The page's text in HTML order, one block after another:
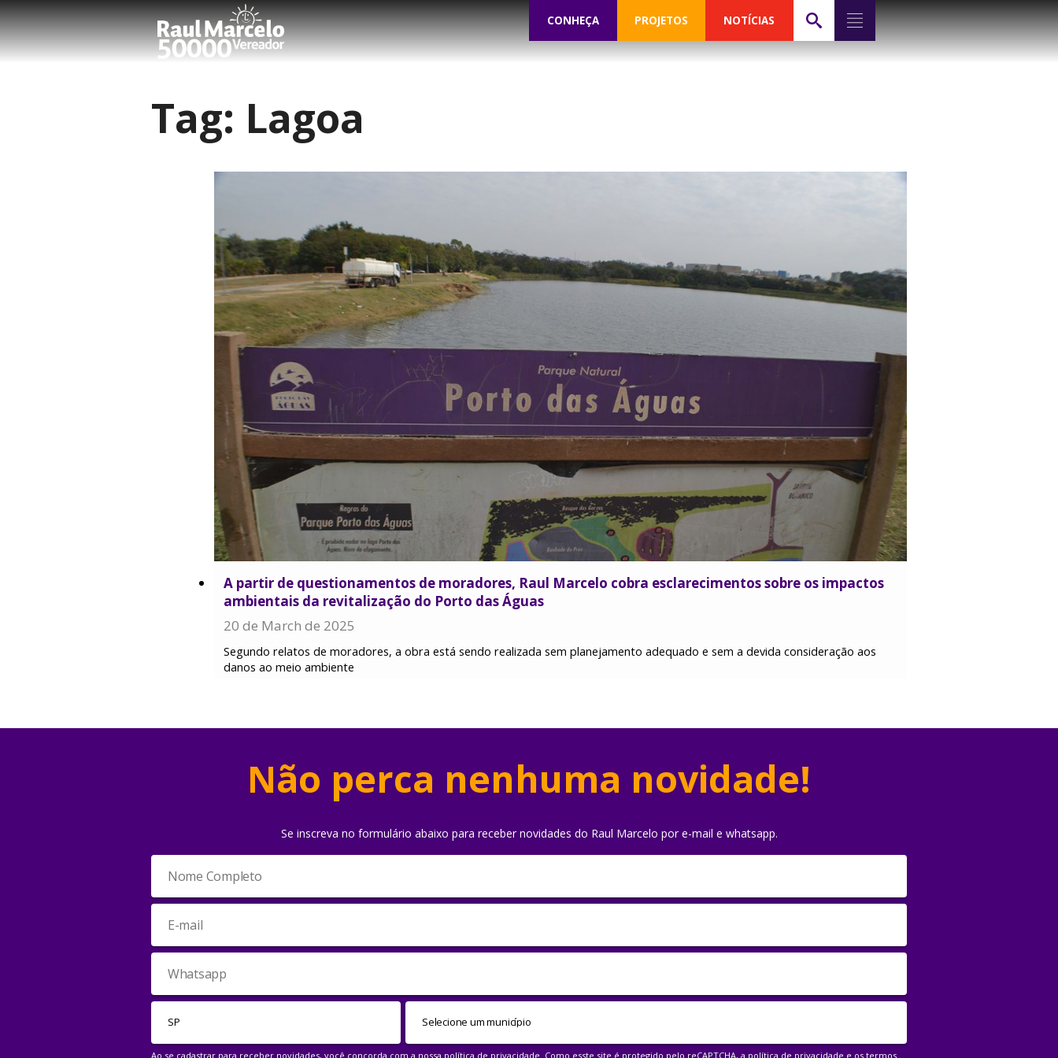
CONHEÇA PROJETOS NOTÍCIAS
Tag: Lagoa
A partir de questionamentos de moradores, Raul Marcelo cobra esclarecimentos sobre os impactos
ambientais da revitalização do Porto das Águas
20 de March de 2025
Segundo relatos de moradores, a obra está sendo realizada sem planejamento adequado e sem a devida consideração aos
danos ao meio ambiente
Não perca nenhuma novidade!
Se inscreva no formulário abaixo para receber novidades do Raul Marcelo por e-mail e whatsapp.
Ao se cadastrar para receber novidades, você concorda com a nossa política de privacidade . Como esste site é protegido pelo reCAPTCHA, a política de privacidade e os termos